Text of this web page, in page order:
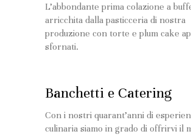
L’abbondante prima colazione a
arricchita dalla pasticceria di nostra
produzione con torte e plum cake
sfornati.
Banchetti e Catering
Con i nostri quarant’anni di
culinaria siamo in grado di offrirvi il